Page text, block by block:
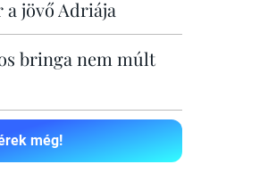
jövő Adriája
bringa nem múlt
még!